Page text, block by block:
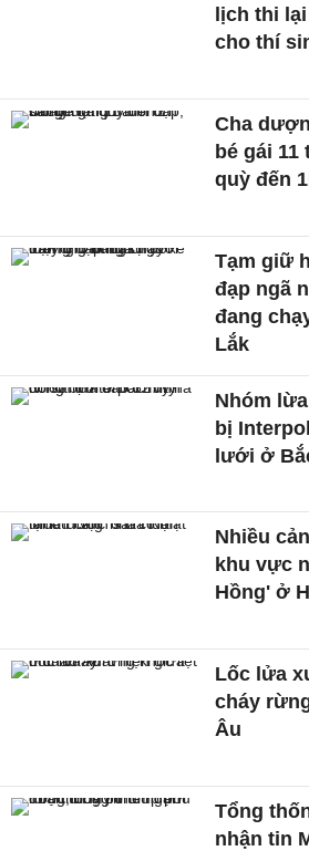
lịch thi
cho thí
Cha
bé gái
quỳ đến
Tạm giữ
đạp ngã
đang
Lắk
Nhóm
bị
lưới ở
Nhiều
khu vực
Hồng' ở
Lốc lửa
cháy
Âu
Tổng
nhận tin